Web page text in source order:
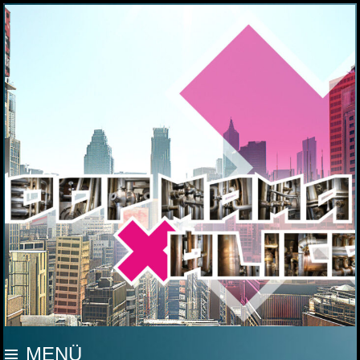
MOOP MAMA
MENÜ